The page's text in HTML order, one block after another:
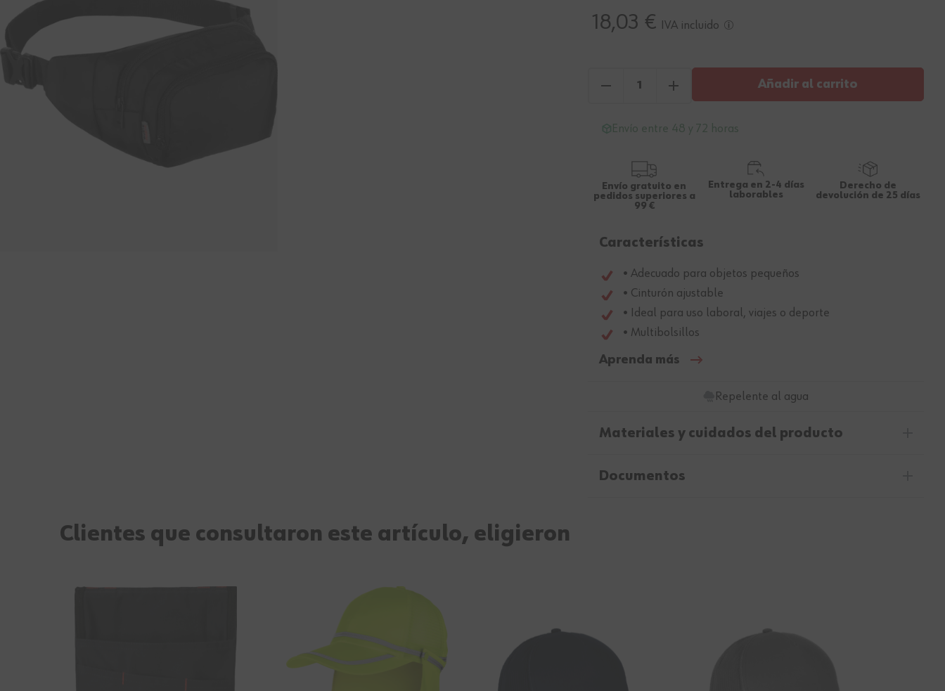
18,03 € IVA incluido
Añadir al carrito
Envío entre 48 y 72 horas
Envío gratuito en
pedidos superiores a
99 €
Entrega en 2-4 días
laborables
Derecho de
devolución de 25 días
Características
• Adecuado para objetos pequeños
• Cinturón ajustable
• Ideal para uso laboral, viajes o deporte
• Multibolsillos
Aprenda más
Repelente al agua
Materiales y cuidados del producto
Documentos
Clientes que consultaron este artículo, eligieron